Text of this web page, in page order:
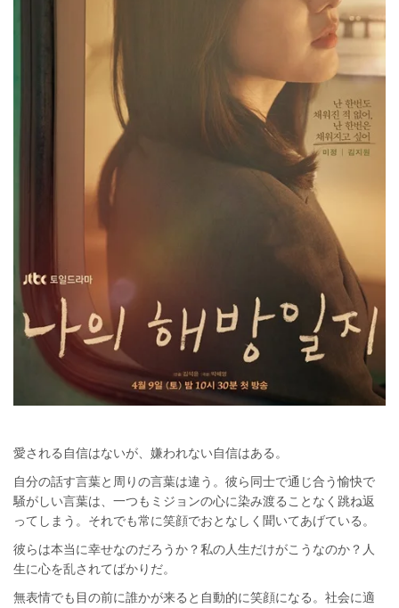
愛される自信はないが、嫌われない自信はある。
自分の話す言葉と周りの言葉は違う。彼ら同士で通じ合う愉快で
騒がしい言葉は、一つもミジョンの心に染み渡ることなく跳ね返
ってしまう。それでも常に笑顔でおとなしく聞いてあげている。
彼らは本当に幸せなのだろうか？私の人生だけがこうなのか？人
生に心を乱されてばかりだ。
無表情でも目の前に誰かが来ると自動的に笑顔になる。社会に適